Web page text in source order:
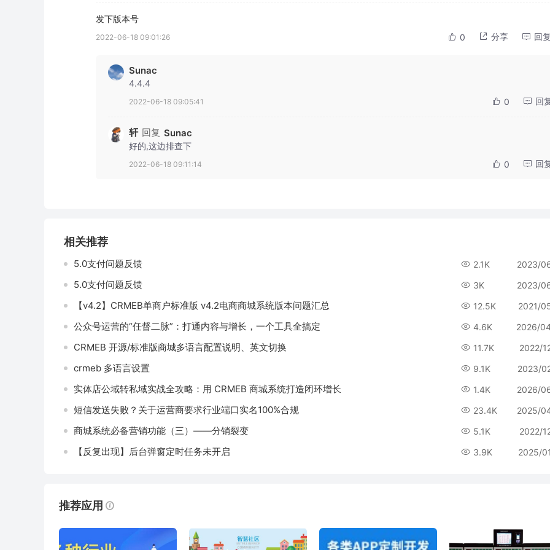
发下版本号
2022-06-18 09:01:26 0 分享 回复
Sunac
4.4.4
2022-06-18 09:05:41 0 回
轩 回复 Sunac
好的,这边排查下
2022-06-18 09:11:14 0 回
相关推荐
5.0支付问题反馈 2.1K 2023/
5.0支付问题反馈 3K 2023/
【v4.2】CRMEB单商户标准版 v4.2电商商城系统版本问题汇总 12.5K 2021/
公众号运营的“任督二脉”：打通内容与增长，一个工具全搞定 4.6K 2026/
CRMEB 开源/标准版商城多语言配置说明、英文切换 11.7K 2022/
crmeb 多语言设置 9.1K 2023/
实体店公域转私域实战全攻略：用 CRMEB 商城系统打造闭环增长 1.4K 2026/
短信发送失败？关于运营商要求行业端口实名100%合规 23.4K 2025/
商城系统必备营销功能（三）——分销裂变 5.1K 2022/
【反复出现】后台弹窗定时任务未开启 3.9K 2025/
推荐应用